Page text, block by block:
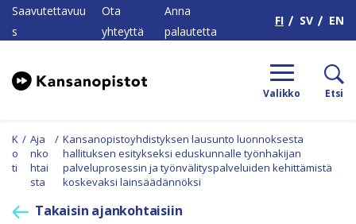
Saavutettavuu
s
Ota
yhteyttä
Anna
palautetta
FI SV EN
Valikko Etsi
K
o
ti
/ Aja
nko
htai
sta
/ Kansanopistoyhdistyksen lausunto luonnoksesta
hallituksen esitykseksi eduskunnalle työnhakijan
palveluprosessin ja työnvälityspalveluiden kehittämistä
koskevaksi lainsäädännöksi
Takaisin ajankohtaisiin